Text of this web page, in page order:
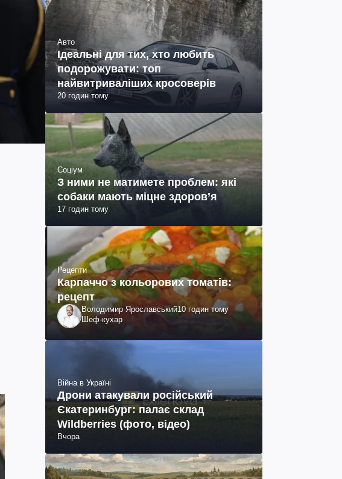
Авто
Ідеальні для тих, хто любить
подорожувати: топ
найвитриваліших кросоверів
20 годин тому
Соціум
З ними не матимете проблем: які
собаки мають міцне здоров’я
17 годин тому
Рецепти
Карпаччо з кольорових томатів:
рецепт
Володимир Ярославський10 годин тому
Шеф-кухар
Війна в Україні
Дрони атакували російський
Єкатеринбург: палає склад
Wildberries (фото, відео)
Вчора